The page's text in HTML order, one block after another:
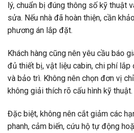
lý, chuẩn bị đúng thông số kỹ thuật
sửa. Nếu nhà đã hoàn thiện, cần
phương án lắp đặt.
Khách hàng cũng nên yêu cầu báo
đủ thiết bị, vật liệu cabin, chi phí lắp
và bảo trì. Không nên chọn đơn vị
không giải thích rõ cấu hình kỹ thuật.
Đặc biệt, không nên cắt giảm các
phanh, cảm biến, cứu hộ tự động